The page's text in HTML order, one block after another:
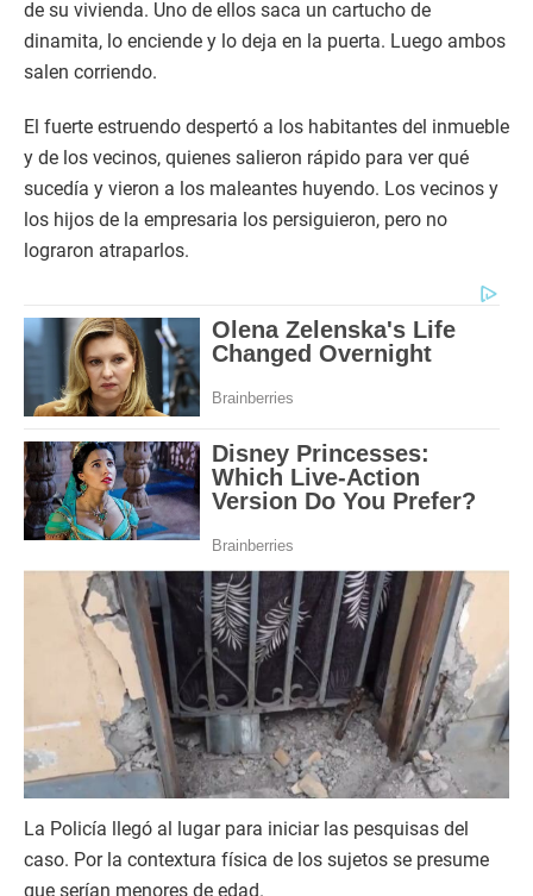
de su vivienda. Uno de ellos saca un cartucho de
dinamita, lo enciende y lo deja en la puerta. Luego ambos
salen corriendo.
El fuerte estruendo despertó a los habitantes del inmueble
y de los vecinos, quienes salieron rápido para ver qué
sucedía y vieron a los maleantes huyendo. Los vecinos y
los hijos de la empresaria los persiguieron, pero no
lograron atraparlos.
La Policía llegó al lugar para iniciar las pesquisas del
caso. Por la contextura física de los sujetos se presume
que serían menores de edad.